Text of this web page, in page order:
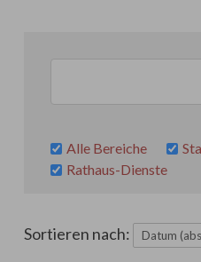
Alle Bereiche
Rathaus-Dienste
Sortieren nach: